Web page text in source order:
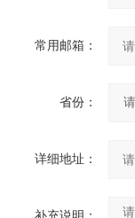
常用邮箱：
省份：
详细地址：